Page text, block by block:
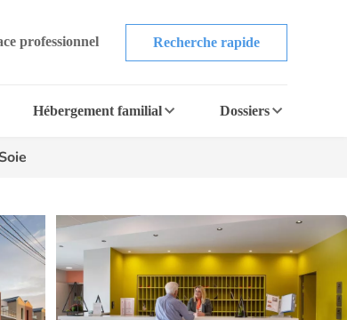
professionnel Recherche rapide
Hébergement familial Dossiers